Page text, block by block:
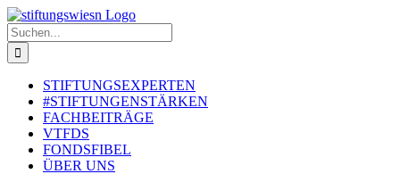
Zum
Inhalt
springen
Suche
nach:
STIFTUNGSEXPERTEN
#STIFTUNGENSTÄRKEN
FACHBEITRÄGE
VTFDS
FONDSFIBEL
ÜBER UNS